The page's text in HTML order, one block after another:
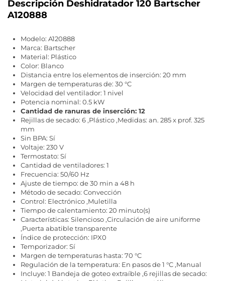
Descripción Deshidratador 120 Bartscher
A120888
Modelo: A120888
Marca: Bartscher
Material: Plástico
Color: Blanco
Distancia entre los elementos de inserción: 20 mm
Margen de temperaturas de: 30 °C
Velocidad del ventilador: 1 nivel
Potencia nominal: 0.5 kW
Cantidad de ranuras de inserción: 12
Rejillas de secado: 6 ,Plástico ,Medidas: an. 285 x prof. 325
mm
Sin BPA: Sí
Voltaje: 230 V
Termostato: Sí
Cantidad de ventiladores: 1
Frecuencia: 50/60 Hz
Ajuste de tiempo: de 30 min a 48 h
Método de secado: Convección
Control: Electrónico ,Muletilla
Tiempo de calentamiento: 20 minuto(s)
Características: Silencioso ,Circulación de aire uniforme
,Puerta abatible transparente
Índice de protección: IPX0
Temporizador: Sí
Margen de temperaturas hasta: 70 °C
Regulación de la temperatura: En pasos de 1 °C ,Manual
Incluye: 1 Bandeja de goteo extraíble ,6 rejillas de secado: